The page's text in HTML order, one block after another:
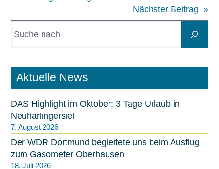
Nächster Beitrag »
u
c
n
Aktuelle News
DAS Highlight im Oktober: 3 Tage Urlaub in
Neuharlingersiel
7. August 2026
Der WDR Dortmund begleitete uns beim Ausflug
zum Gasometer Oberhausen
18. Juli 2026